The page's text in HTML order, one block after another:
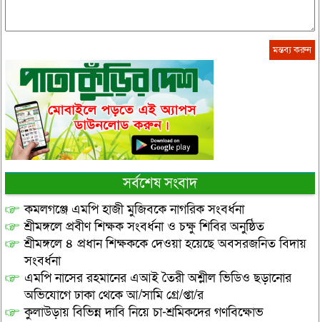
সর্বশেষ সংবাদ
কমলগঞ্জে এমপি হাজী মুজিবকে নাগরিক সংবর্ধনা
শ্রীমঙ্গলে প্রবীণ শিক্ষক সংবর্ধনা ও চক্ষু শিবির অনুষ্ঠিত
শ্রীমঙ্গলে ৪ প্রধান শিক্ষককে দেওয়া হয়েছে অবসরজনিত বিদায়
সংবর্ধনা
এমপি নাসের রহমানের এআই তৈরী অশ্লীল ভিডিও ছড়ানোর
অভিযোগে ঢাকা থেকে আ/সামি গ্রে/প্তা/র
কুলাউড়ায় বিভিন্ন দাবি নিয়ে চা-শ্রমিকদের গণবিক্ষোভ